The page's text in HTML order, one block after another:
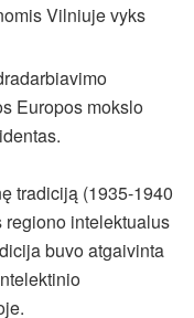
Vilniuje vyks
Europos mokslo
tradiciją (1935-1940
intelektualus
buvo atgaivinta